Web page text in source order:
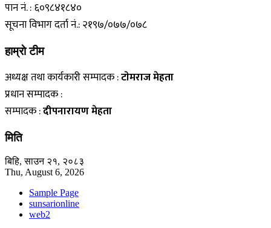
पान नं. : ६०९८४१८४०
सूचना विभाग दर्ता नं.: २१९७/०७७/०७८
हाम्राे टीम
अध्यक्ष तथा कार्यकारी सम्पादक :टाेमराज मेहता
प्रधान सम्पादक :
सम्पादक :दीपनारायण मेहता
मिति
बिहि, साउन २१, २०८३
Thu, August 6, 2026
Sample Page
sunsarionline
web2